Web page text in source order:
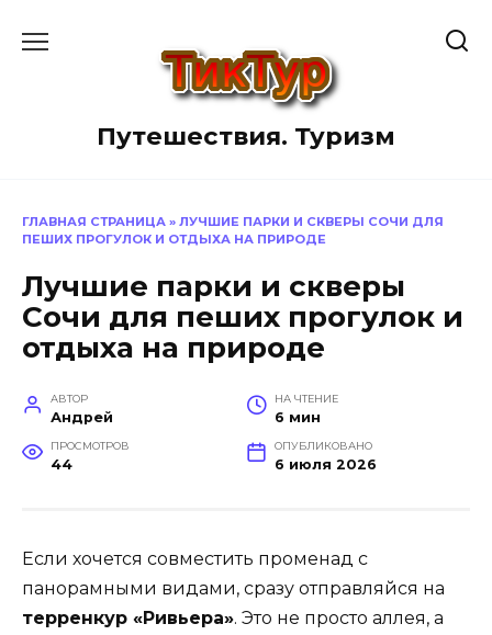
Путешествия. Туризм
ГЛАВНАЯ СТРАНИЦА » ЛУЧШИЕ ПАРКИ И СКВЕРЫ СОЧИ ДЛЯ
ПЕШИХ ПРОГУЛОК И ОТДЫХА НА ПРИРОДЕ
Лучшие парки и скверы
Сочи для пеших прогулок и
отдыха на природе
АВТОР
Андрей
НА ЧТЕНИЕ
6 мин
ПРОСМОТРОВ
44
ОПУБЛИКОВАНО
6 июля 2026
Если хочется совместить променад с
панорамными видами, сразу отправляйся на
терренкур «Ривьера». Это не просто аллея, а